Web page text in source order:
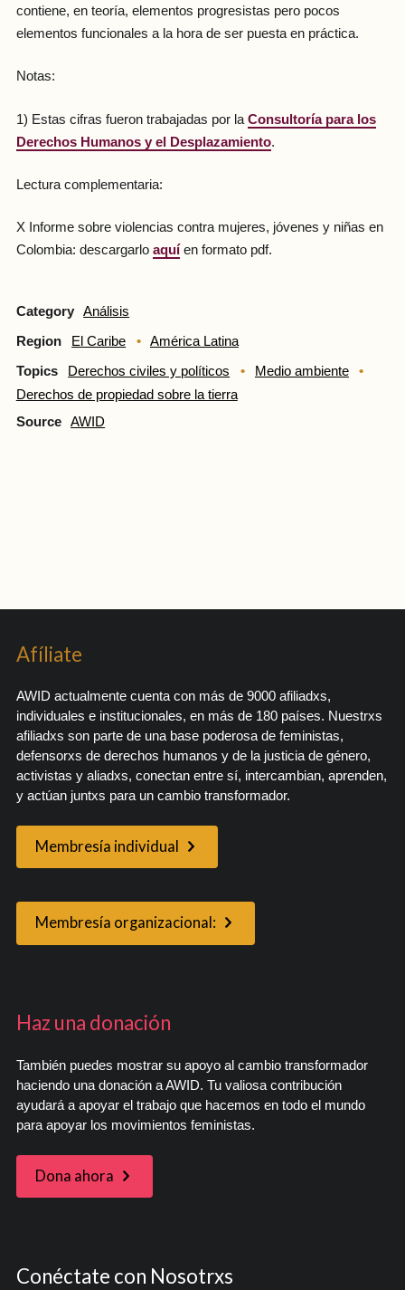
contiene, en teoría, elementos progresistas pero pocos
elementos funcionales a la hora de ser puesta en práctica.
Notas:
1) Estas cifras fueron trabajadas por la Consultoría para los
Derechos Humanos y el Desplazamiento.
Lectura complementaria:
X Informe sobre violencias contra mujeres, jóvenes y niñas en
Colombia: descargarlo aquíen formato pdf.
Category Análisis
Region El Caribe América Latina
Topics Derechos civiles y políticos
Medio ambiente
Derechos de propiedad sobre la tierra
Source
AWID
Afíliate
AWID actualmente cuenta con más de 9000 afiliadxs,
individuales e institucionales, en más de 180 países. Nuestrxs
afiliadxs son parte de una base poderosa de feministas,
defensorxs de derechos humanos y de la justicia de género,
activistas y aliadxs, conectan entre sí, intercambian, aprenden,
y actúan juntxs para un cambio transformador.
Membresía individual
Membresía organizacional:
Haz una donación
También puedes mostrar su apoyo al cambio transformador
haciendo una donación a AWID. Tu valiosa contribución
ayudará a apoyar el trabajo que hacemos en todo el mundo
para apoyar los movimientos feministas.
Dona ahora
Conéctate con Nosotrxs